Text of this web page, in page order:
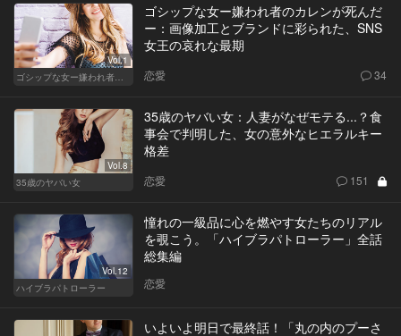
Vol.1
ゴシップな女ー嫌われ者のカレンが死んだー
ゴシップな女ー嫌われ者のカレンが死んだ
ー：画像加工とブランドに彩られた、SNS
女王の哀れな最期
恋愛 34
Vol.8
35歳のヤバい女
35歳のヤバい女：人妻がなぜモテる...？食
事会で判明した、女の意外なヒエラルキー
格差
恋愛 151
Vol.12
ハイブラパトローラー
憧れの一級品に心を燃やす女たちのリアル
を覗こう。「ハイブラパトローラー」全話
総集編
恋愛
いよいよ明日で最終話！「丸の内のプーさ